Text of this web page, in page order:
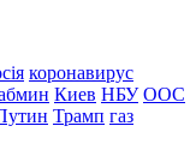
коронавирус
Киев НБУ ООС
Трамп газ